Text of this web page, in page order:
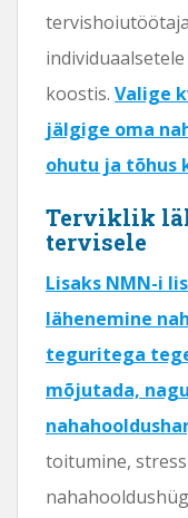
koostis. Valige
jälgige oma
ohutu ja tõhus
Terviklik
tervisele
Lisaks NMN-i
lähenemine
teguritega
mõjutada,
toitumine,